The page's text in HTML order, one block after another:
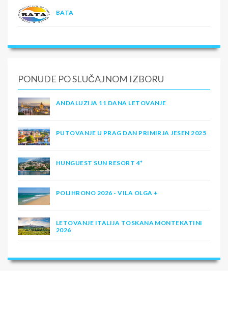
BATA
PONUDE PO SLUČAJNOM IZBORU
ANDALUZIJA 11 DANA LETOVANJE
PUTOVANJE U PRAG DAN PRIMIRJA JESEN 2025
HUNGUEST SUN RESORT 4*
POLIHRONO 2026 - VILA OLGA +
LETOVANJE ITALIJA TOSKANA MONTEKATINI
2026